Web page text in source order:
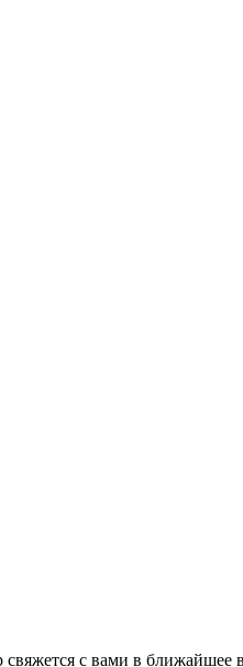
свяжется с вами в ближайшее